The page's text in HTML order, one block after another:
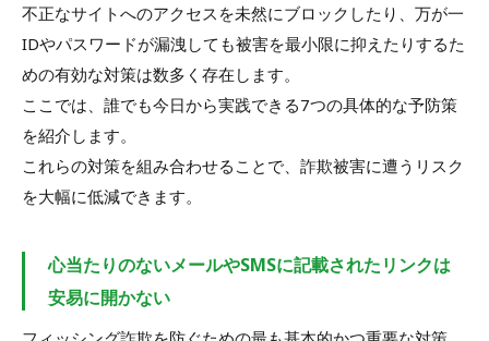
不正なサイトへのアクセスを未然にブロックしたり、万が一
IDやパスワードが漏洩しても被害を最小限に抑えたりするた
めの有効な対策は数多く存在します。
ここでは、誰でも今日から実践できる7つの具体的な予防策
を紹介します。
これらの対策を組み合わせることで、詐欺被害に遭うリスク
を大幅に低減できます。
心当たりのないメールやSMSに記載されたリンクは
安易に開かない